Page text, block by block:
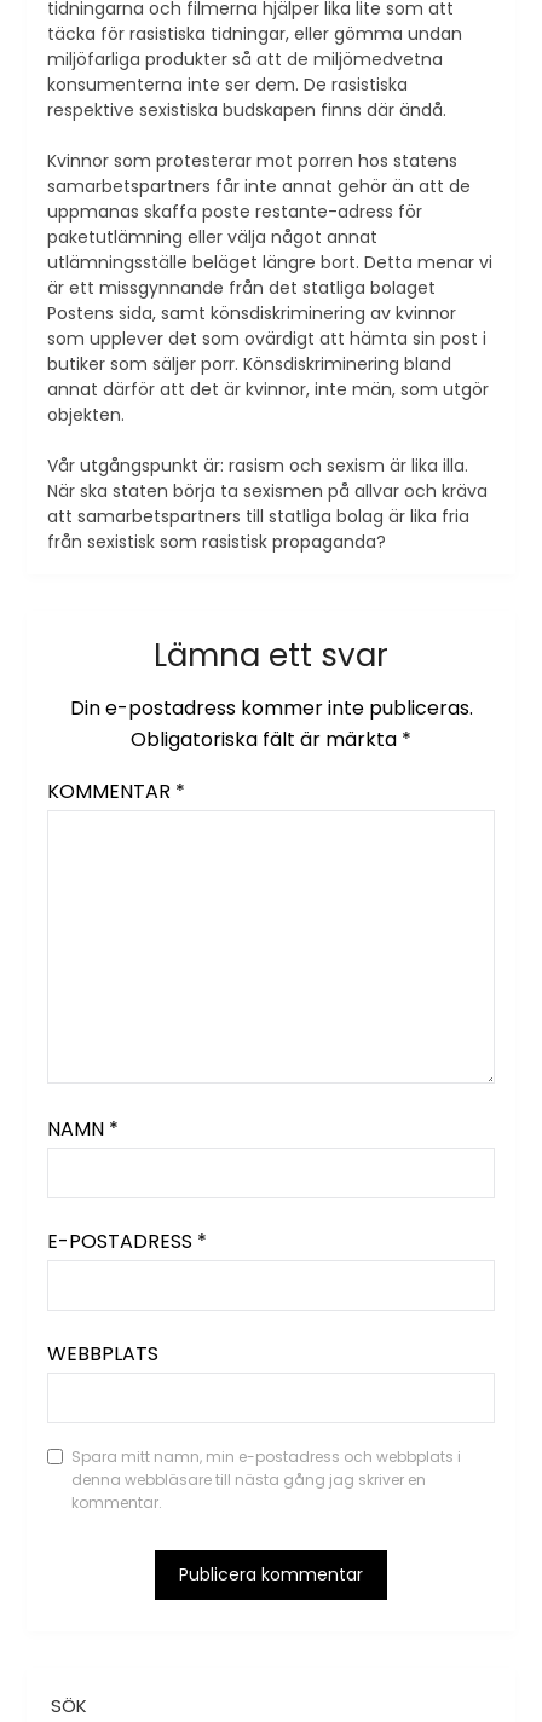
tidningarna och filmerna hjälper lika lite som att
täcka för rasistiska tidningar, eller gömma undan
miljöfarliga produkter så att de miljömedvetna
konsumenterna inte ser dem. De rasistiska
respektive sexistiska budskapen finns där ändå.
Kvinnor som protesterar mot porren hos statens
samarbetspartners får inte annat gehör än att de
uppmanas skaffa poste restante-adress för
paketutlämning eller välja något annat
utlämningsställe beläget längre bort. Detta menar vi
är ett missgynnande från det statliga bolaget
Postens sida, samt könsdiskriminering av kvinnor
som upplever det som ovärdigt att hämta sin post i
butiker som säljer porr. Könsdiskriminering bland
annat därför att det är kvinnor, inte män, som utgör
objekten.
Vår utgångspunkt är: rasism och sexism är lika illa.
När ska staten börja ta sexismen på allvar och kräva
att samarbetspartners till statliga bolag är lika fria
från sexistisk som rasistisk propaganda?
Lämna ett svar
Din e-postadress kommer inte publiceras.
Obligatoriska fält är märkta *
KOMMENTAR *
NAMN *
E-POSTADRESS *
WEBBPLATS
Spara mitt namn, min e-postadress och webbplats i
denna webbläsare till nästa gång jag skriver en
kommentar.
SÖK